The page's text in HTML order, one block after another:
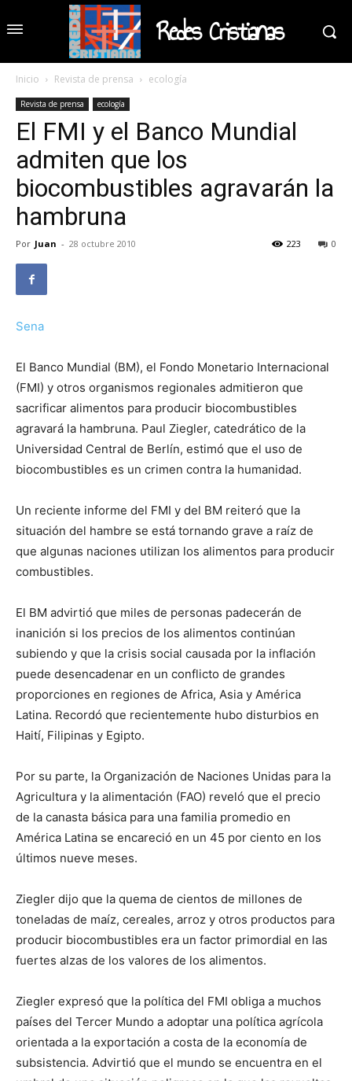
Redes Cristianas
Inicio Revista de prensa ecología
Revista de prensa ecología
El FMI y el Banco Mundial
admiten que los
biocombustibles agravarán la
hambruna
Por Juan - 28 octubre 2010 0
223
Sena
El Banco Mundial (BM), el Fondo Monetario Internacional
(FMI) y otros organismos regionales admitieron que
sacrificar alimentos para producir biocombustibles
agravará la hambruna. Paul Ziegler, catedrático de la
Universidad Central de Berlín, estimó que el uso de
biocombustibles es un crimen contra la humanidad.
Un reciente informe del FMI y del BM reiteró que la
situación del hambre se está tornando grave a raíz de
que algunas naciones utilizan los alimentos para producir
combustibles.
El BM advirtió que miles de personas padecerán de
inanición si los precios de los alimentos continúan
subiendo y que la crisis social causada por la inflación
puede desencadenar en un conflicto de grandes
proporciones en regiones de Africa, Asia y América
Latina. Recordó que recientemente hubo disturbios en
Haití, Filipinas y Egipto.
Por su parte, la Organización de Naciones Unidas para la
Agricultura y la alimentación (FAO) reveló que el precio
de la canasta básica para una familia promedio en
América Latina se encareció en un 45 por ciento en los
últimos nueve meses.
Ziegler dijo que la quema de cientos de millones de
toneladas de maíz, cereales, arroz y otros productos para
producir biocombustibles era un factor primordial en las
fuertes alzas de los valores de los alimentos.
Ziegler expresó que la política del FMI obliga a muchos
países del Tercer Mundo a adoptar una política agrícola
orientada a la exportación a costa de la economía de
subsistencia. Advirtió que el mundo se encuentra en el